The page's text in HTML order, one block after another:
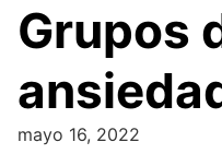
Grupos
mayo 16, 2022